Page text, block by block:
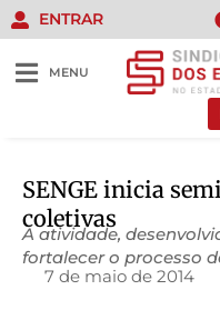
ENTRAR
MENU
SENGE inicia
coletivas
A atividade,
fortalecer o processo
7 de maio de 2014